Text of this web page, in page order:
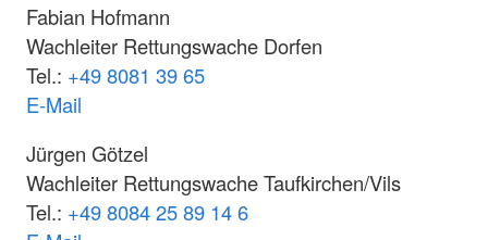
Fabian Hofmann
Wachleiter Rettungswache Dorfen
Tel.: +49 8081 39 65
E-Mail
Jürgen Götzel
Wachleiter Rettungswache Taufkirchen/Vils
Tel.: +49 8084 25 89 14 6